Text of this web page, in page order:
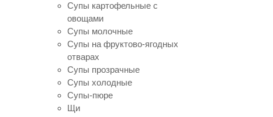
Супы картофельные с
овощами
Супы молочные
Супы на фруктово-ягодных
отварах
Супы прозрачные
Супы холодные
Супы-пюре
Щи